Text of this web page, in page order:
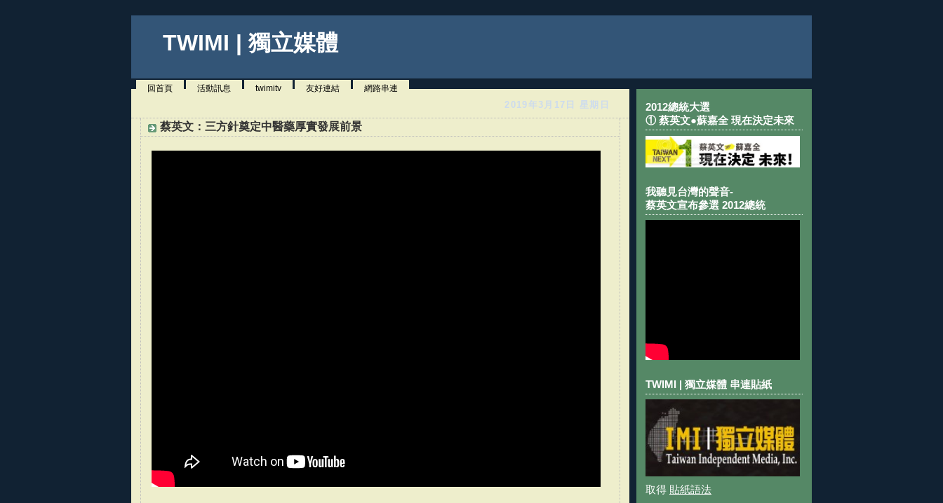
TWIMI | 獨立媒體
回首頁 活動訊息 twimitv 友好連結 網路串連
2019年3月17日 星期日
蔡英文：三方針奠定中醫藥厚實發展前景
2012總統大選
① 蔡英文●蘇嘉全 現在決定未來
我聽見台灣的聲音-
蔡英文宣布參選 2012總統
TWIMI | 獨立媒體 串連貼紙
取得 貼紙語法